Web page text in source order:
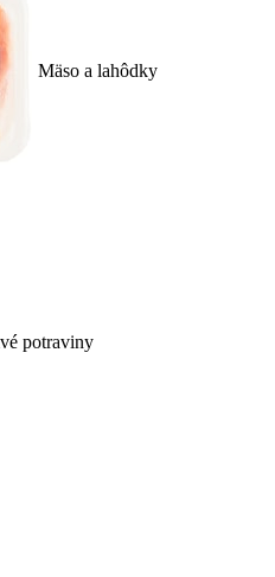
Mäso a lahôdky
potraviny